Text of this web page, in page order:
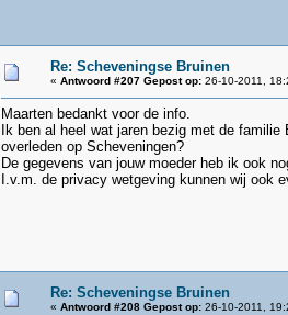
Re: Scheveningse Bruinen
« Antwoord #207 Gepost op:26-10-2011,
Maarten bedankt voor de info.
Ik ben al heel wat jaren bezig met de
overleden op Scheveningen?
De gegevens van jouw moeder heb ik ook
I.v.m. de privacy wetgeving kunnen wij ook
Re: Scheveningse Bruinen
« Antwoord #208 Gepost op:26-10-2011,